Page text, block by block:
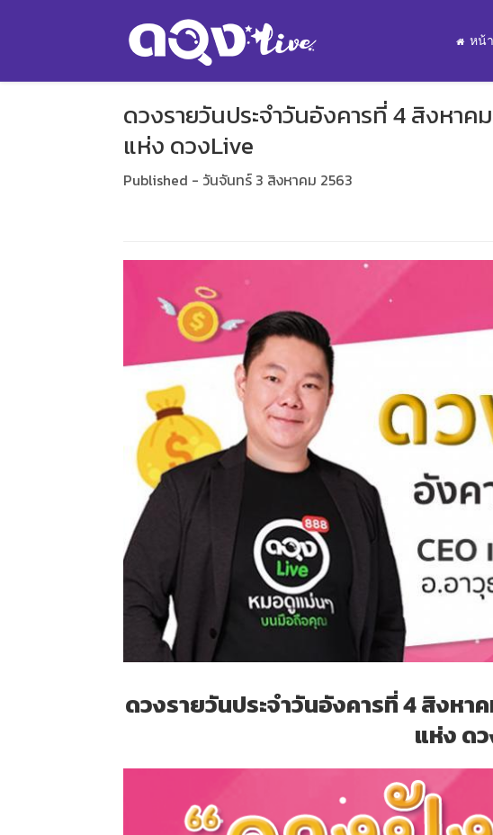
หน้
ดวงรายวันประจำวันอังคารที่ 4 สิงหาค
แห่ง ดวงLive
Published - วันจันทร์ 3 สิงหาคม 2563
ดวงรายวันประจำวันอังคารที่ 4 สิงหา
แห่ง ด